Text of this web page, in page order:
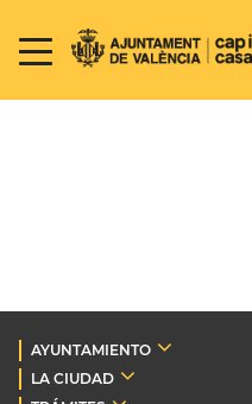
AYUNTAMIENTO
LA CIUDAD